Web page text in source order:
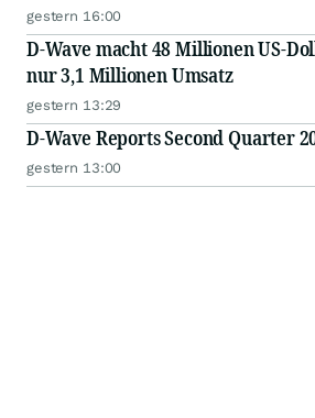
gestern 16:00
D-Wave macht 48 Millionen US-
nur 3,1 Millionen Umsatz
gestern 13:29
D-Wave Reports Second Quarter
gestern 13:00